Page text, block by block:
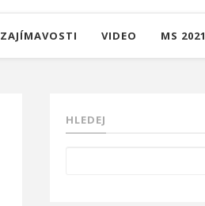
ZAJÍMAVOSTI VIDEO MS 2021
HLEDEJ